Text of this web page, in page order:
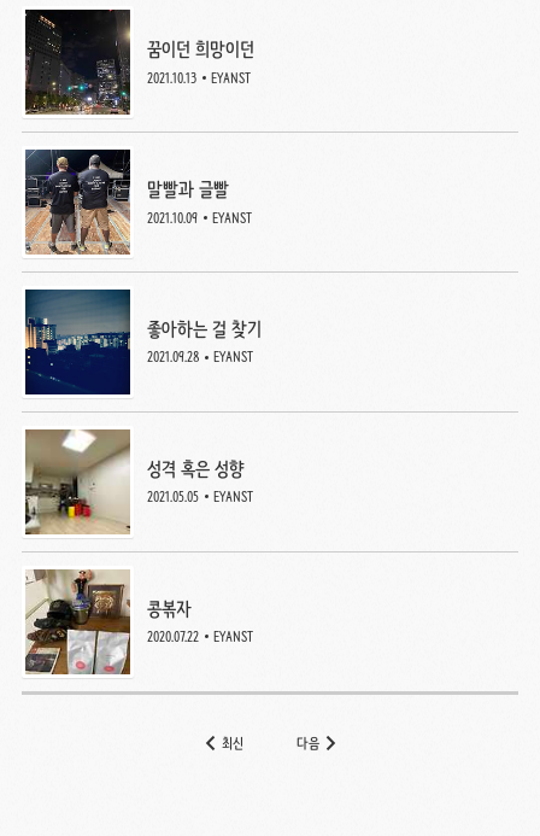
꿈이던 희망이던
2021.10.13 EYANST
말빨과 글빨
2021.10.09 EYANST
좋아하는 걸 찾기
2021.09.28 EYANST
성격 혹은 성향
2021.05.05 EYANST
콩볶자
2020.07.22 EYANST
최신 다음